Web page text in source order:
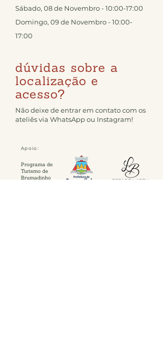
Sábado, 08 de Novembro - 10:00-17:00
Domingo, 09 de Novembro - 10:00-
17:00
dúvidas sobre a
localização e
acesso?
Não deixe de entrar em contato com os
ateliês via WhatsApp ou Instagram!
Apoio:
Programa de
Turismo de
Brumadinho